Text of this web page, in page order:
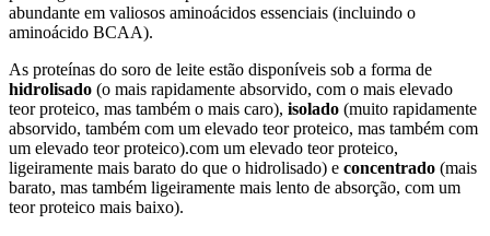
abundante em valiosos aminoácidos essenciais (incluindo o
aminoácido BCAA).
As proteínas do soro de leite estão disponíveis sob a forma de
hidrolisado (o mais rapidamente absorvido, com o mais elevado
teor proteico, mas também o mais caro), isolado (muito rapidamente
absorvido, também com um elevado teor proteico, mas também com
um elevado teor proteico).com um elevado teor proteico,
ligeiramente mais barato do que o hidrolisado) e concentrado (mais
barato, mas também ligeiramente mais lento de absorção, com um
teor proteico mais baixo).